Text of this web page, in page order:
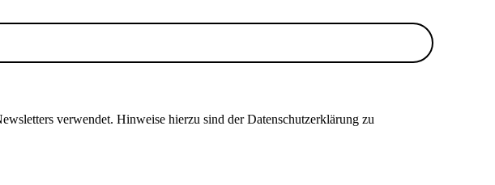
verwendet. Hinweise hierzu sind der Datenschutzerklärung zu